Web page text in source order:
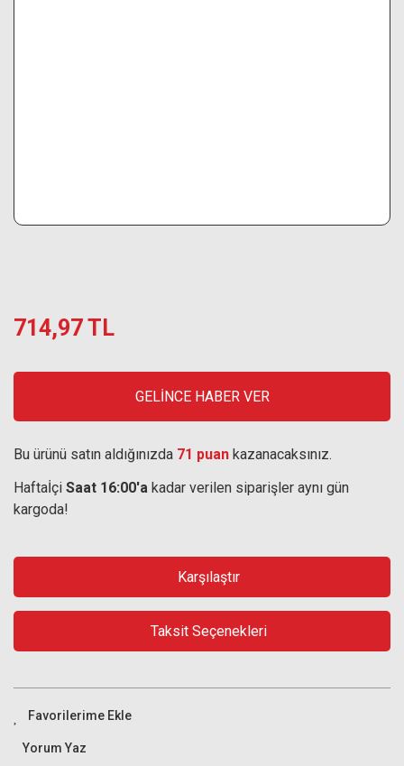
714,97 TL
GELİNCE HABER VER
Bu ürünü satın aldığınızda 71 puan kazanacaksınız.
Haftaİçi Saat 16:00'a kadar verilen siparişler aynı gün
kargoda!
Karşılaştır
Taksit Seçenekleri
Yorum Yaz